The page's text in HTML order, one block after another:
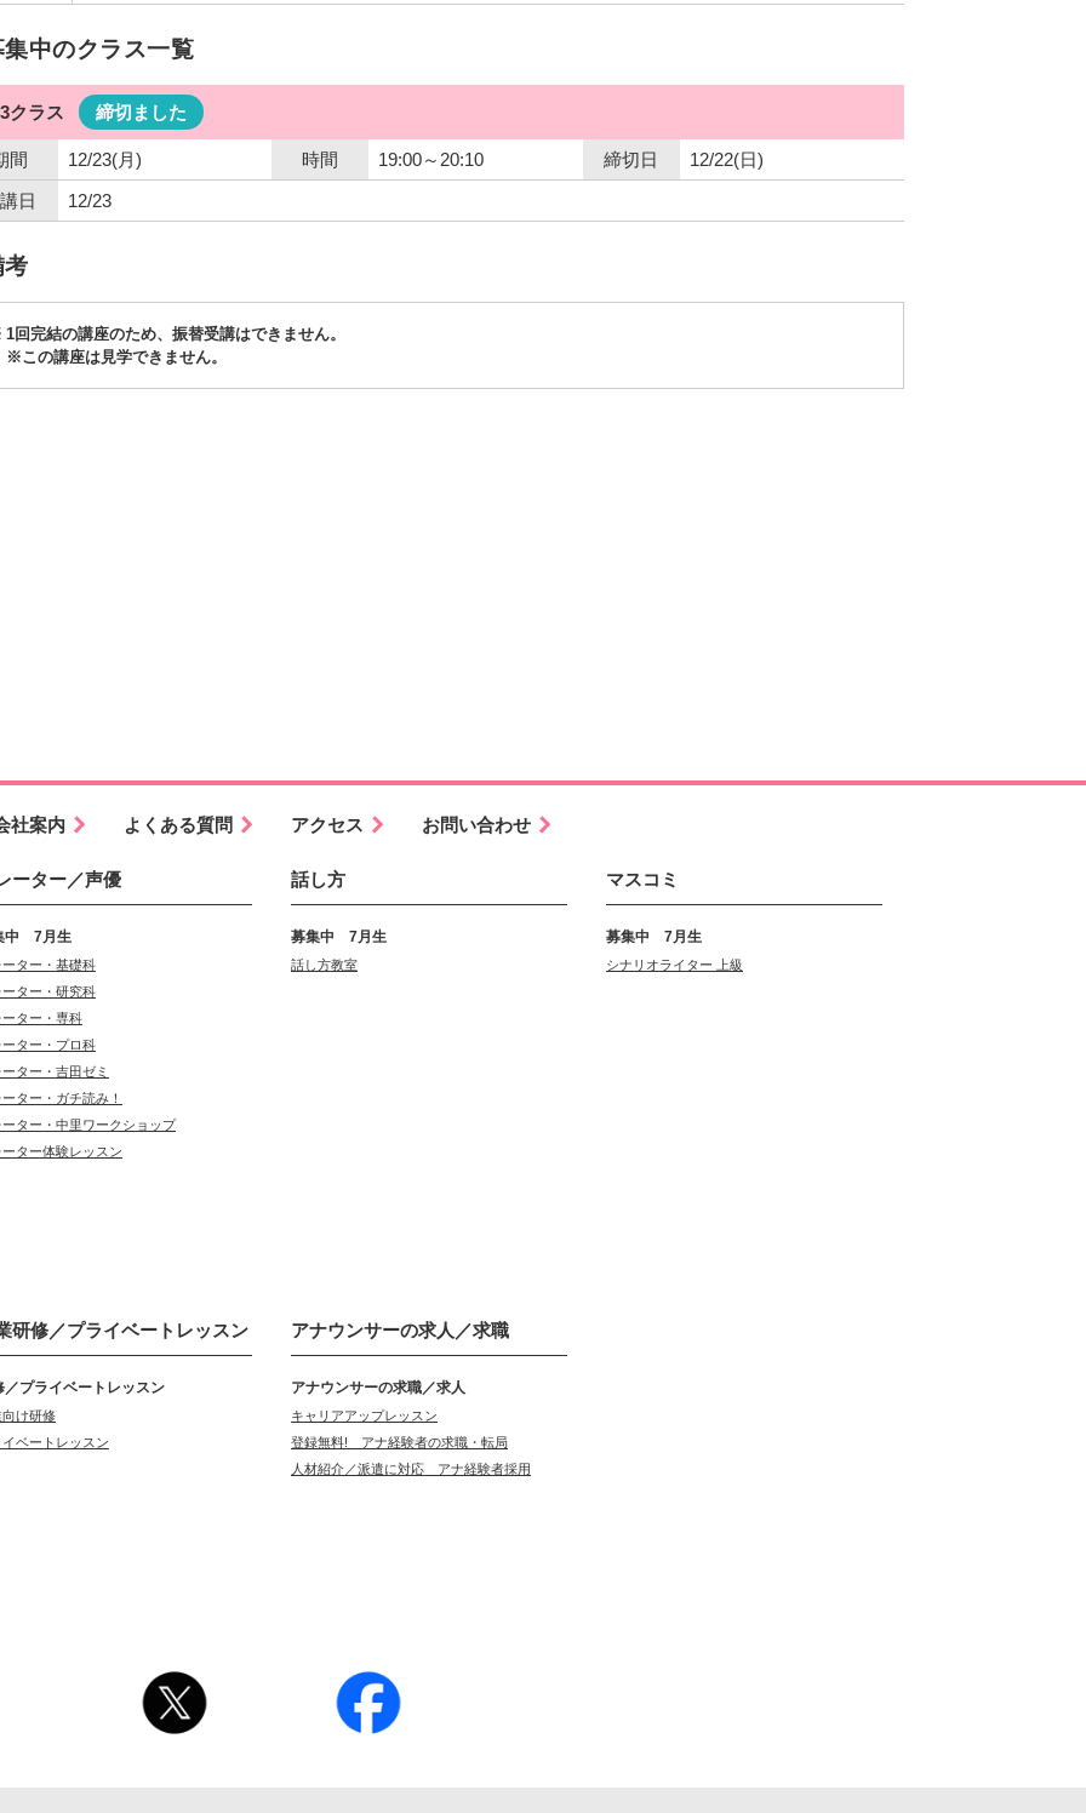
集中のクラス一覧
クラス 締切ました
間 12/23(月) 時間 19:00～20:10 締切日
12/22(日)
日
12/23
考
1回完結の講座のため、振替受講はできません。
※この講座は見学できません。
社案内 よくある質問 アクセス お問い合わせ
ーター／声優
中 7月生
ーター・基礎科
ーター・研究科
ーター・専科
ーター・プロ科
ター・吉田ゼミ
ター・ガチ読み！
ーター・中里ワークショップ
ター体験レッスン
話し方
募集中 7月生
話し方教室
マスコミ
募集中 7月生
シナリオライター 上級
研修／プライベートレッスン
／プライベートレッスン
向け研修
ベートレッスン
アナウンサーの求人／求職
アナウンサーの求職／求人
キャリアアップレッスン
登録無料! アナ経験者の求職・転局
人材紹介／派遣に対応 アナ経験者採用